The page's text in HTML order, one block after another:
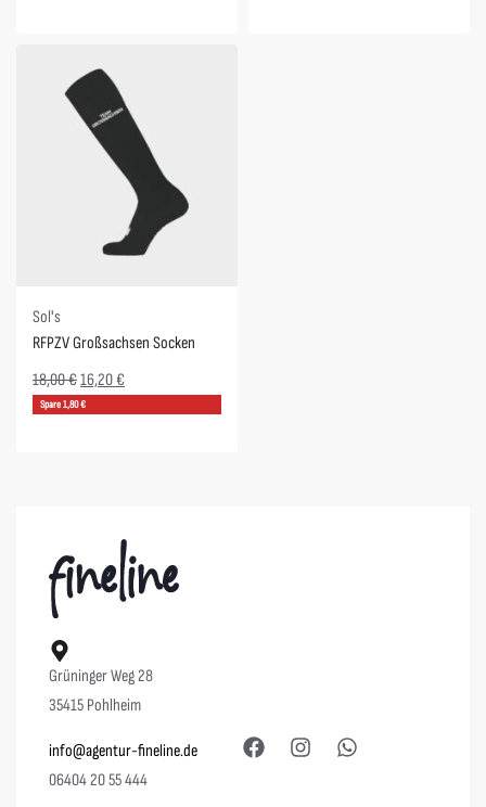
Sol's
RFPZV Großsachsen Socken
18,00€16,20 €
Spare 1,80 €
Grüninger Weg 28
35415 Pohlheim
info@agentur-fineline.de
06404 20 55 444